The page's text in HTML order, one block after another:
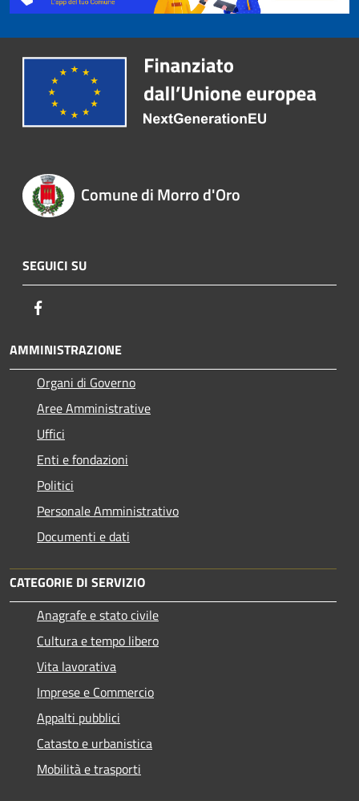
Comune di Morro d'Oro
SEGUICI SU
AMMINISTRAZIONE
Organi di Governo
Aree Amministrative
Uffici
Enti e fondazioni
Politici
Personale Amministrativo
Documenti e dati
CATEGORIE DI SERVIZIO
Anagrafe e stato civile
Cultura e tempo libero
Vita lavorativa
Imprese e Commercio
Appalti pubblici
Catasto e urbanistica
Mobilità e trasporti